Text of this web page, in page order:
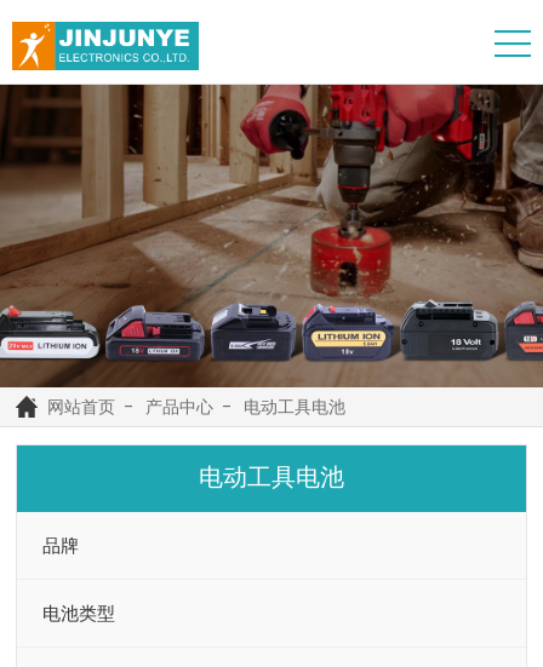
网站首页 产品中心 电动工具电池
电动工具电池
品牌
电池类型